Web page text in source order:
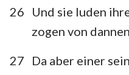
26
Und sie luden
zogen von dannen.
27
Da aber einer